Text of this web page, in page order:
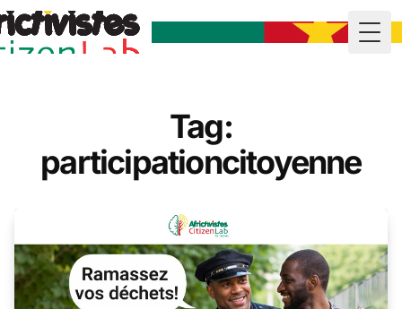
Tag:
participationcitoyenne